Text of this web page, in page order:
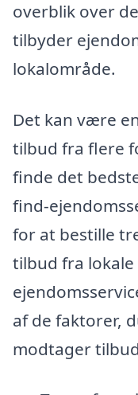
overblik over
tilbyder
lokalområde.
Det kan være
tilbud fra flere
finde det
find-
for at bestille
tilbud fra lokale
af de faktorer,
modtager